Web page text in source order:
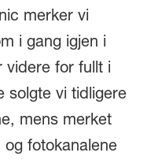
merker vi
i gang igjen i
videre for fullt i
solgte vi tidligere
mens merket
fotokanalene